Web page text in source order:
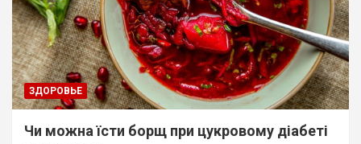
ЗДОРОВЬЕ
Чи можна їсти борщ при цукровому діабеті